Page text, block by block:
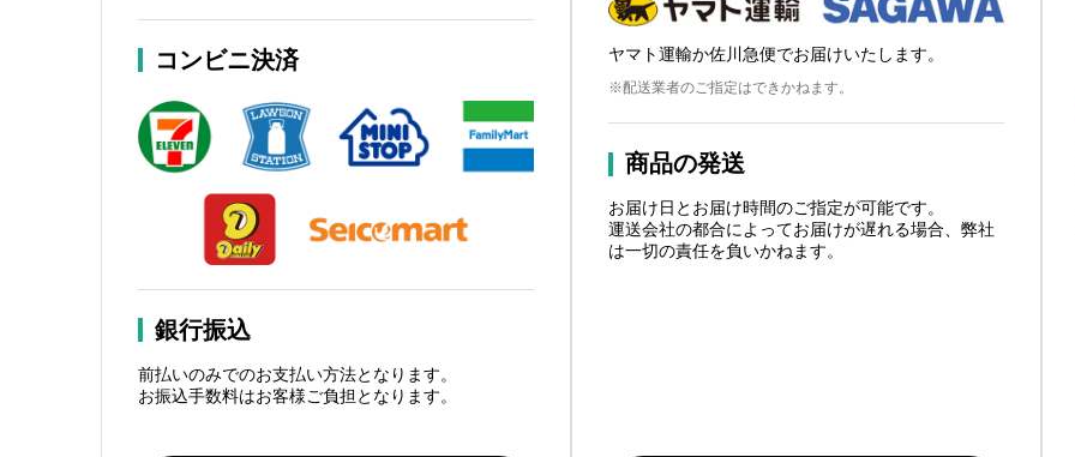
コンビニ決済
銀行振込
前払いのみでのお支払い方法となります。
お振込手数料はお客様ご負担となります。
ヤマト運輸か佐川急便でお届けいたします。
※配送業者のご指定はできかねます。
商品の発送
お届け日とお届け時間のご指定が可能です。
運送会社の都合によってお届けが遅れる場合、弊社
は一切の責任を負いかねます。